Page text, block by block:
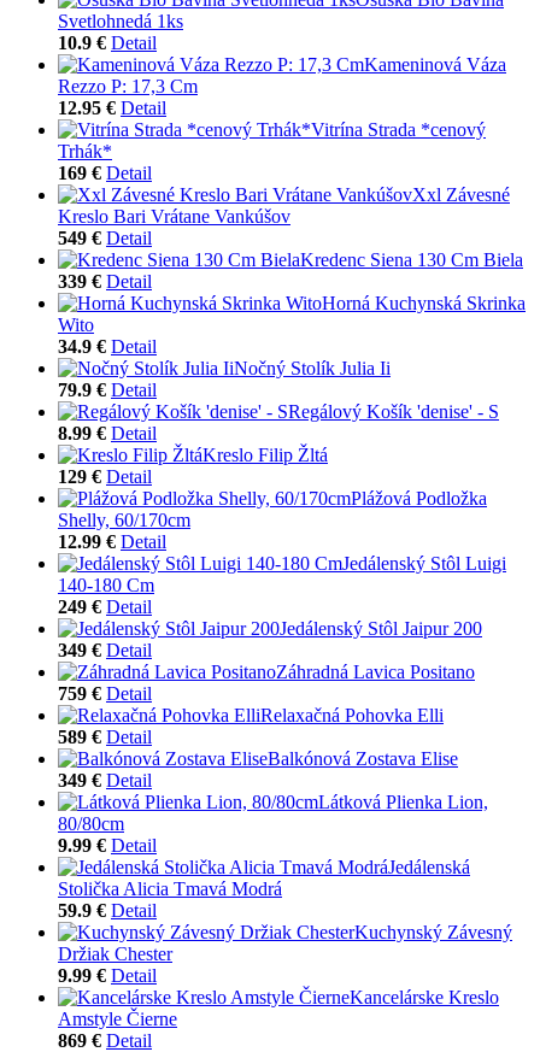
Svetlohnedá 1ks
10.9 € Detail
Kameninová Váza
Rezzo P: 17,3 Cm
12.95 € Detail
Vitrína Strada *cenový
Trhák*
169 € Detail
Xxl Závesné
Kreslo Bari Vrátane Vankúšov
549 € Detail
Kredenc Siena 130 Cm Biela
339 € Detail
Horná Kuchynská Skrinka
Wito
34.9 € Detail
Nočný Stolík Julia Ii
79.9 € Detail
Regálový Košík 'denise' - S
8.99 € Detail
Kreslo Filip Žltá
129 € Detail
Plážová Podložka
Shelly, 60/170cm
12.99 € Detail
Jedálenský Stôl Luigi
140-180 Cm
249 € Detail
Jedálenský Stôl Jaipur 200
349 € Detail
Záhradná Lavica Positano
759 € Detail
Relaxačná Pohovka Elli
589 € Detail
Balkónová Zostava Elise
349 € Detail
Látková Plienka Lion,
80/80cm
9.99 € Detail
Jedálenská
Stolička Alicia Tmavá Modrá
59.9 € Detail
Kuchynský Závesný
Držiak Chester
9.99 € Detail
Kancelárske Kreslo
Amstyle Čierne
869 € Detail